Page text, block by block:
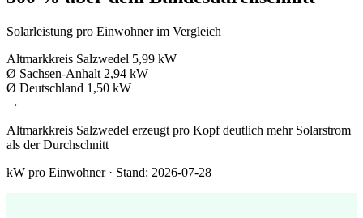
Solarleistung pro Einwohner im Vergleich
Altmarkkreis Salzwedel 5,99 kW
Ø Sachsen-Anhalt 2,94 kW
Ø Deutschland 1,50 kW
→
Altmarkkreis Salzwedel erzeugt pro Kopf deutlich mehr Solarstrom
als der Durchschnitt
kW pro Einwohner · Stand: 2026-07-28